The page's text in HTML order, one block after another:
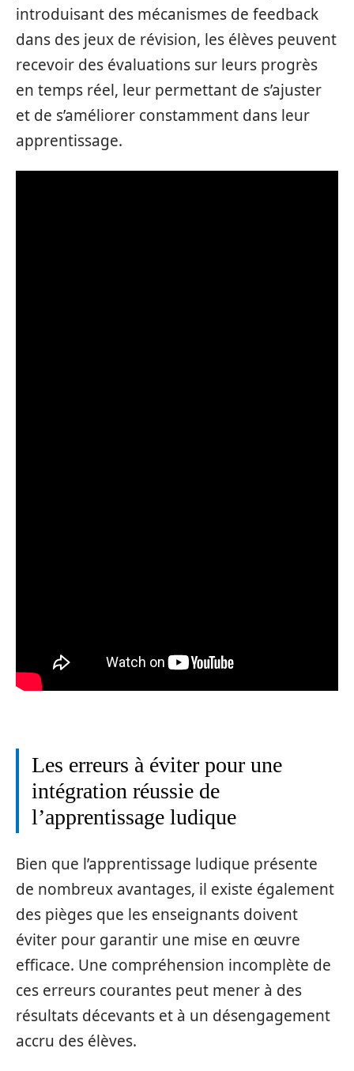
introduisant des mécanismes de feedback
dans des jeux de révision, les élèves peuvent
recevoir des évaluations sur leurs progrès
en temps réel, leur permettant de s’ajuster
et de s’améliorer constamment dans leur
apprentissage.
Les erreurs à éviter pour une
intégration réussie de
l’apprentissage ludique
Bien que l’apprentissage ludique présente
de nombreux avantages, il existe également
des pièges que les enseignants doivent
éviter pour garantir une mise en œuvre
efficace. Une compréhension incomplète de
ces erreurs courantes peut mener à des
résultats décevants et à un désengagement
accru des élèves.